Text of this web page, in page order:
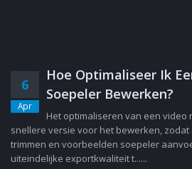
6
Apr
Hoe Optimaliseer Ik
Soepeler Bewerken?
Het optimaliseren van een video
snellere versie voor het bewerken,
trimmen en voorbeelden soepeler
uiteindelijke exportkwaliteit t......